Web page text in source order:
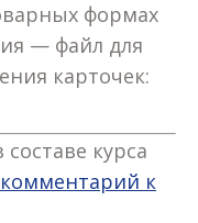
формах
— файл для
карточек:
курса
к